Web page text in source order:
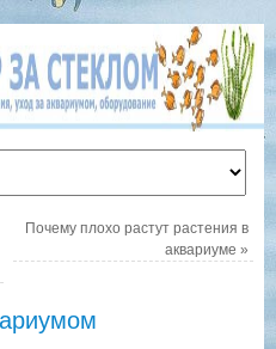
Почему плохо растут растения в
аквариуме»